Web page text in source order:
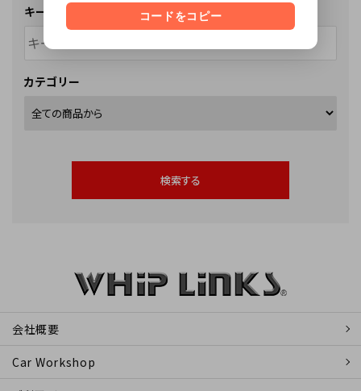
キーワード
カテゴリー
検索する
キーワード
カテゴリー
会社概要
Car Workshop
コードをコピー